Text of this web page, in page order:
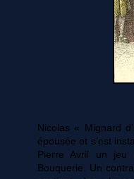
Nicolas « Mignard
épousée et s’est
Pierre Avril un jeu
Bouquerie. Un